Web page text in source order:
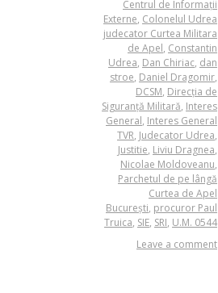
Centrul de Informații
Externe, Colonelul Udrea
judecator Curtea Militara
de Apel, Constantin
Udrea, Dan Chiriac, dan
stroe, Daniel Dragomir,
DCSM, Direcția de
Siguranță Militară, Interes
General, Interes General
TVR, Judecator Udrea,
Justitie, Liviu Dragnea,
Nicolae Moldoveanu,
Parchetul de pe lângă
Curtea de Apel
București, procuror Paul
Truica, SIE, SRI, U.M. 0544
Leave a comment